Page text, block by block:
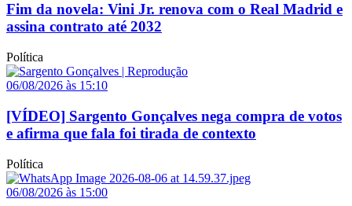
Fim da novela: Vini Jr. renova com o Real Madrid e
assina contrato até 2032
Política
06/08/2026 às 15:10
[VÍDEO] Sargento Gonçalves nega compra de votos
e afirma que fala foi tirada de contexto
Política
06/08/2026 às 15:00